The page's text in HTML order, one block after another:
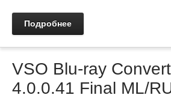
Подробнее
VSO Blu-ray
4.0.0.41 Final ML/